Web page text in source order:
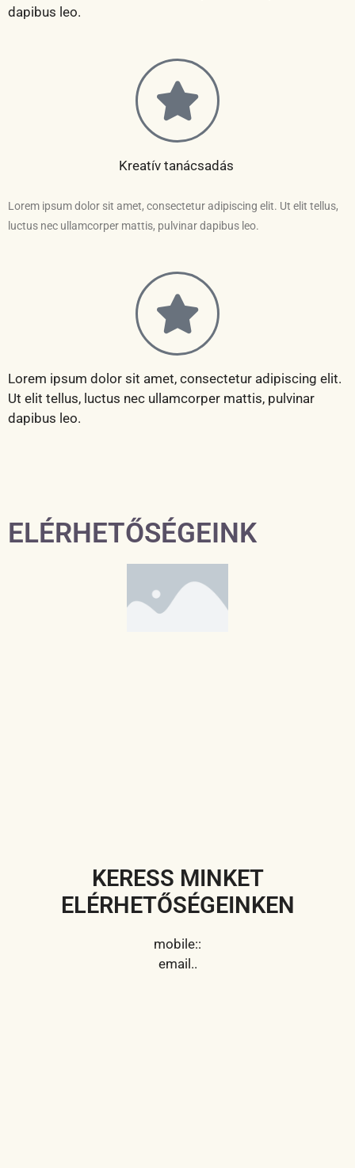
dapibus leo.
Kreatív tanácsadás
Lorem ipsum dolor sit amet, consectetur adipiscing elit. Ut elit tellus,
luctus nec ullamcorper mattis, pulvinar dapibus leo.
Lorem ipsum dolor sit amet, consectetur adipiscing elit.
Ut elit tellus, luctus nec ullamcorper mattis, pulvinar
dapibus leo.
ELÉRHETŐSÉGEINK
KERESS MINKET
ELÉRHETŐSÉGEINKEN
mobile::
email..